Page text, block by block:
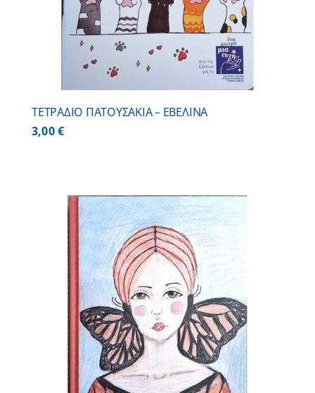
ΤΕΤΡΑΔΙΟ ΠΑΤΟΥΣΑΚΙΑ – ΕΒΕΛΙΝΑ
3,00€